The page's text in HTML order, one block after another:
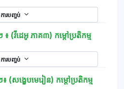
ការបញ្ចប់
(វីដេអូ ភាគ៣) កម្តៅប្រតិកម្ម
ការបញ្ចប់
(សង្ខេបមេរៀន) កម្តៅប្រតិកម្មទំព័រ